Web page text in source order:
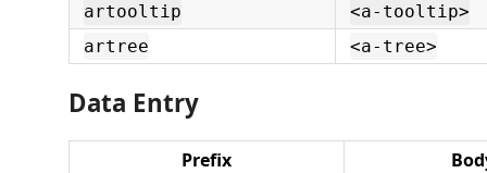
artooltip
<a-tooltip>
artree
<a-tree>
Data Entry
Prefix